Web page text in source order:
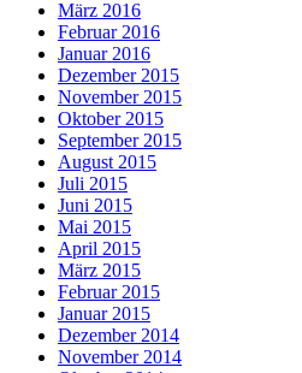
März 2016
Februar 2016
Januar 2016
Dezember 2015
November 2015
Oktober 2015
September 2015
August 2015
Juli 2015
Juni 2015
Mai 2015
April 2015
März 2015
Februar 2015
Januar 2015
Dezember 2014
November 2014